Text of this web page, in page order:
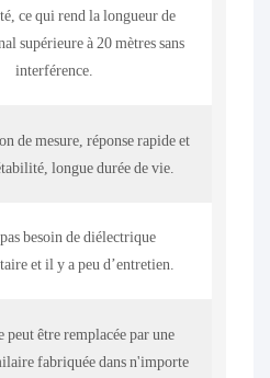
ce qui rend la longueur de
supérieure à 20 mètres sans
interférence.
de mesure, réponse rapide et
longue durée de vie.
besoin de diélectrique
et il y a peu d’entretien.
peut être remplacée par une
fabriquée dans n'importe